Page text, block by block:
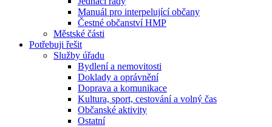
Manuál pro interpelující občany
Čestné občanství HMP
Městské části
Potřebuji řešit
Služby úřadu
Bydlení a nemovitosti
Doklady a oprávnění
Doprava a komunikace
Kultura, sport, cestování a volný čas
Občanské aktivity
Ostatní